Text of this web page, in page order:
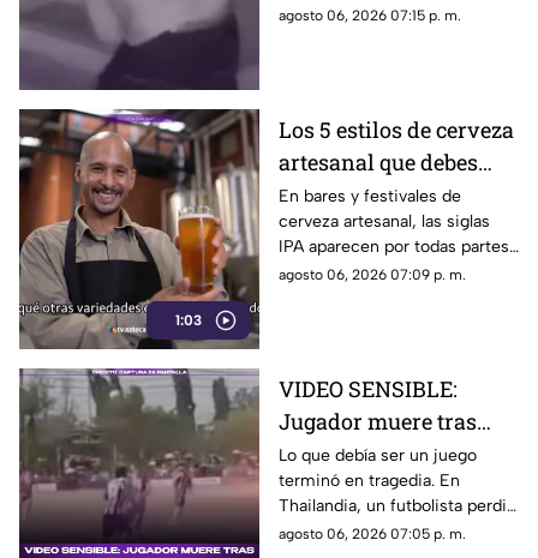
Paula Fajardo fue localizado y
agosto 06, 2026 07:15 p. m.
1:03
Los 5 estilos de cerveza
artesanal que debes
conocer
En bares y festivales de
cerveza artesanal, las siglas
IPA aparecen por todas partes.
Pero, ¿qué significa realmente
agosto 06, 2026 07:09 p. m.
VIDEO SENSIBLE:
Jugador muere tras
impacto de rayo
durante partido
Lo que debía ser un juego
terminó en tragedia. En
Thailandia, un futbolista perdió
la vida al ser alcanzado por un
agosto 06, 2026 07:05 p. m.